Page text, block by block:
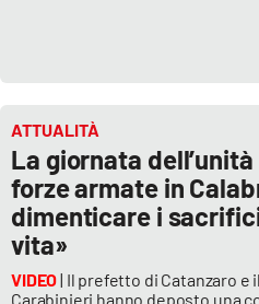
ATTUALITÀ
La giornata
forze armate in
dimenticare i
vita»
VIDEO| Il prefetto di Catanzaro e
Carabinieri hanno deposto una